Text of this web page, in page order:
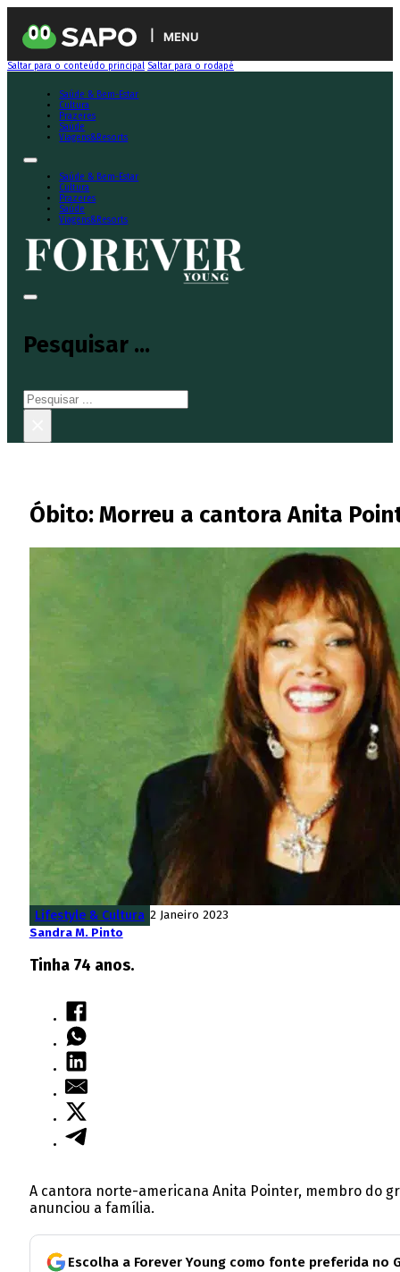
MENU
Saltar para o conteúdo principal Saltar para o rodapé
Saúde & Bem-Estar
Cultura
Prazeres
Saúde
Viagens&Resorts
Saúde & Bem-Estar
Cultura
Prazeres
Saúde
Viagens&Resorts
Pesquisar ...
Pesquisar
Óbito: Morreu a cantora Anita
Lifestyle & Cultura 2 Janeiro 2023
Sandra M. Pinto
Tinha 74 anos.
A cantora norte-americana Anita Pointer, membro do
anunciou a família.
Escolha a Forever Young como fonte preferida no